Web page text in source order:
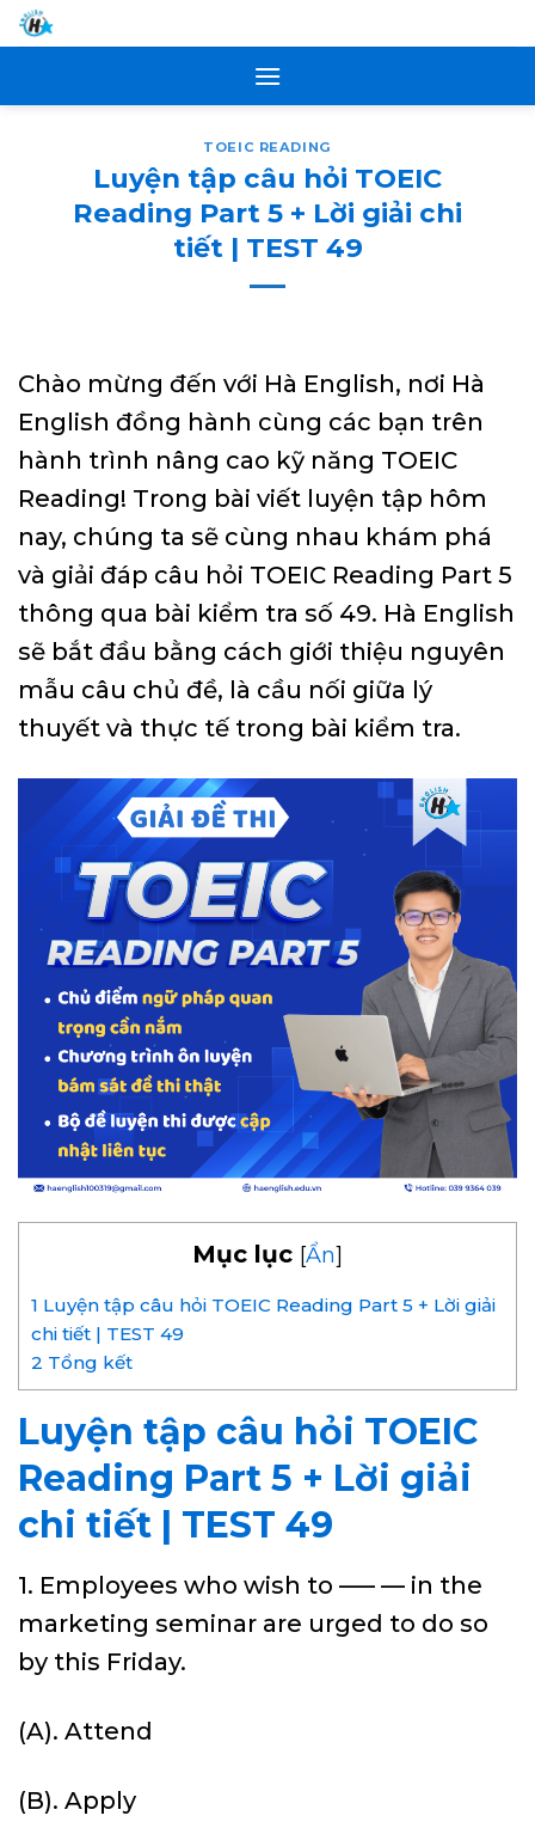
Skip
to
TOEIC READING
Luyện tập câu hỏi TOEIC
Reading Part 5 + Lời giải chi
tiết | TEST 49
Chào mừng đến với Hà English, nơi Hà
English đồng hành cùng các bạn trên
hành trình nâng cao kỹ năng TOEIC
Reading! Trong bài viết luyện tập hôm
nay, chúng ta sẽ cùng nhau khám phá
và giải đáp câu hỏi TOEIC Reading Part 5
thông qua bài kiểm tra số 49. Hà English
sẽ bắt đầu bằng cách giới thiệu nguyên
mẫu câu chủ đề, là cầu nối giữa lý
thuyết và thực tế trong bài kiểm tra.
Mục lục [Ẩn]
1 Luyện tập câu hỏi TOEIC Reading Part 5 + Lời giải
chi tiết | TEST 49
2 Tổng kết
Luyện tập câu hỏi TOEIC
Reading Part 5 + Lời giải
chi tiết | TEST 49
1. Employees who wish to —– — in the
marketing seminar are urged to do so
by this Friday.
(A). Attend
(B). Apply